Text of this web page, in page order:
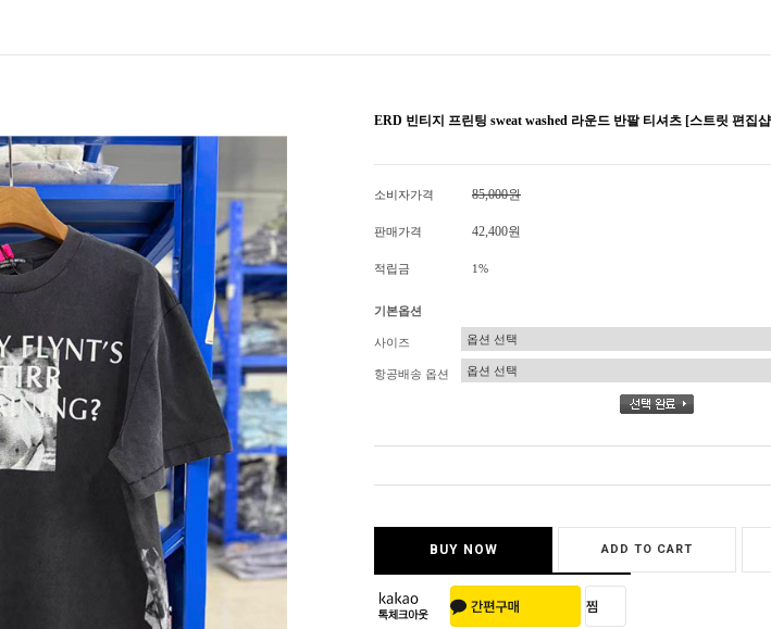
ERD 빈티지 프린팅 sweat washed 라운드 반팔 티셔츠 [스트릿 편집
소비자가격 85,000원
판매가격 42,400원
적립금 1%
기본옵션
사이즈
항공배송 옵션
BUY NOW ADD TO CART